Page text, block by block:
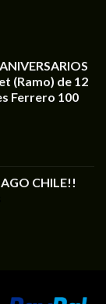
(Ramo) de 12
Ferrero 100
CHILE!!